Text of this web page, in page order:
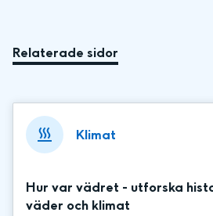
Relaterade sidor
Klimat
Hur var vädret - utforska
väder och klimat